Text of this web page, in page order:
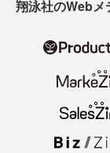
翔泳社のWebメ